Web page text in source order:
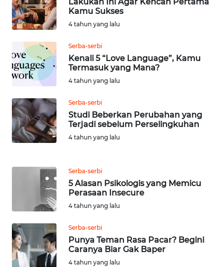
Kamu Sukses
4 tahun yang lalu
Serba-serbi
Kenali 5 “Love Language”, Kamu
Termasuk yang Mana?
4 tahun yang lalu
Serba-serbi
Studi Beberkan Perubahan yang
Terjadi sebelum Perselingkuhan
4 tahun yang lalu
Serba-serbi
5 Alasan Psikologis yang Memicu
Perasaan Insecure
4 tahun yang lalu
Serba-serbi
Punya Teman Rasa Pacar? Begini
Caranya Biar Gak Baper
4 tahun yang lalu
WN
KALTENG
WN
KALTARA
KALSEL
WN
KALTIM
WN
SULSEL
WN
WN
SULUT